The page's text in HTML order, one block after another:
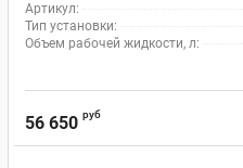
Артикул:
Тип установки:
Объем рабочей жидкости, л:
56 650 руб